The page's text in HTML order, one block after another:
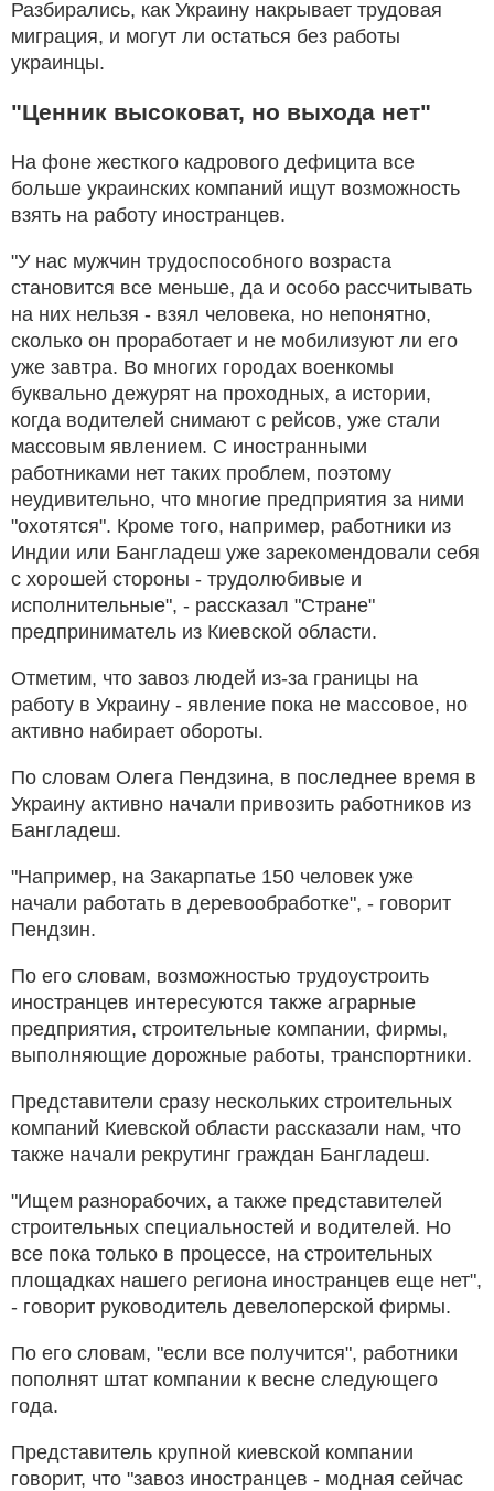
Разбирались, как Украину накрывает трудовая
миграция, и могут ли остаться без работы
украинцы.
"Ценник высоковат, но выхода нет"
На фоне жесткого кадрового дефицита все
больше украинских компаний ищут возможность
взять на работу иностранцев.
"У нас мужчин трудоспособного возраста
становится все меньше, да и особо рассчитывать
на них нельзя - взял человека, но непонятно,
сколько он проработает и не мобилизуют ли его
уже завтра. Во многих городах военкомы
буквально дежурят на проходных, а истории,
когда водителей снимают с рейсов, уже стали
массовым явлением. С иностранными
работниками нет таких проблем, поэтому
неудивительно, что многие предприятия за ними
"охотятся". Кроме того, например, работники из
Индии или Бангладеш уже зарекомендовали себя
с хорошей стороны - трудолюбивые и
исполнительные", - рассказал "Стране"
предприниматель из Киевской области.
Отметим, что завоз людей из-за границы на
работу в Украину - явление пока не массовое, но
активно набирает обороты.
По словам Олега Пендзина, в последнее время в
Украину активно начали привозить работников из
Бангладеш.
"Например, на Закарпатье 150 человек уже
начали работать в деревообработке", - говорит
Пендзин.
По его словам, возможностью трудоустроить
иностранцев интересуются также аграрные
предприятия, строительные компании, фирмы,
выполняющие дорожные работы, транспортники.
Представители сразу нескольких строительных
компаний Киевской области рассказали нам, что
также начали рекрутинг граждан Бангладеш.
"Ищем разнорабочих, а также представителей
строительных специальностей и водителей. Но
все пока только в процессе, на строительных
площадках нашего региона иностранцев еще нет",
- говорит руководитель девелоперской фирмы.
По его словам, "если все получится", работники
пополнят штат компании к весне следующего
года.
Представитель крупной киевской компании
говорит, что "завоз иностранцев - модная сейчас